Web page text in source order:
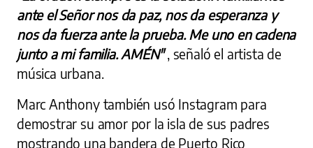
ante el Señor nos da paz, nos da esperanza y
nos da fuerza ante la prueba. Me uno en cadena
junto a mi familia. AMÉN", señaló el artista de
música urbana.
Marc Anthony también usó Instagram para
demostrar su amor por la isla de sus padres
mostrando una bandera de Puerto Rico